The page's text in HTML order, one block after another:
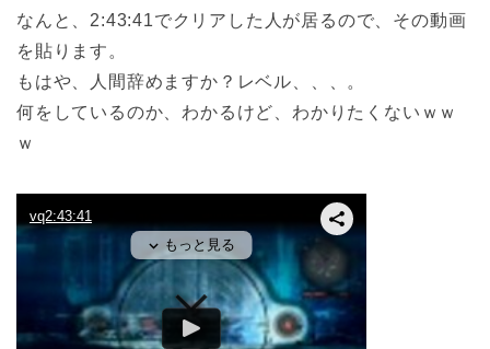
なんと、2:43:41でクリアした人が居るので、その動画
を貼ります。
もはや、人間辞めますか？レベル、、、。
何をしているのか、わかるけど、わかりたくないｗｗ
ｗ